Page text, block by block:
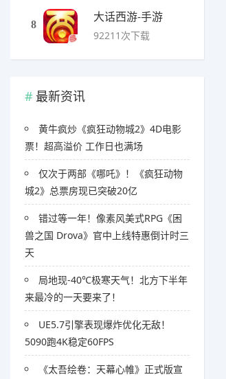
8
大话西游-手游
92211次下载
最新资讯
黄牛疯炒《疯狂动物城2》4D电影
票！超高溢价 工作日也满场
仅次于两部《哪吒》！《疯狂动物
城2》总票房现已突破20亿
错过等一年！像素风美式RPG《困
兽之国 Drova》官中上线特惠倒计时三
天
局地现-40℃极寒天气！北方下半年
来最冷的一天要来了！
UE5.7引擎表现爆炸优化无敌！
5090跑4K稳定60FPS
《太吾绘卷：天幕心帷》正式版宣